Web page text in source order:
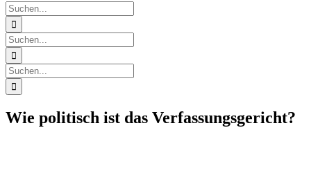
Suche
nach:
Suche
nach:
Suche
nach:
Wie politisch ist das Verfassungsgericht?